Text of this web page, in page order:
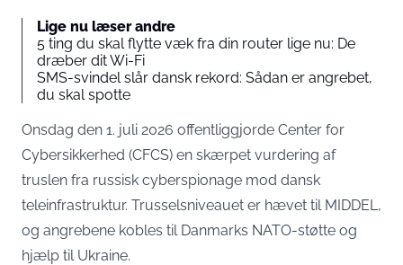
Lige nu læser andre
5 ting du skal flytte væk fra din router lige nu: De
dræber dit Wi-Fi
SMS-svindel slår dansk rekord: Sådan er angrebet,
du skal spotte
Onsdag den 1. juli 2026 offentliggjorde Center for
Cybersikkerhed (CFCS) en skærpet vurdering af
truslen fra russisk cyberspionage mod dansk
teleinfrastruktur. Trusselsniveauet er hævet til MIDDEL,
og angrebene kobles til Danmarks NATO-støtte og
hjælp til Ukraine.